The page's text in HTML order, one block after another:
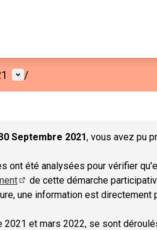
Menu utilisateur
/
Septembre 2021, vous avez pu
ont été analysées pour vérifier
(S'ouvre dans un nouvel onglet)
de cette démarche
une information est directement
2021 et mars 2022, se sont